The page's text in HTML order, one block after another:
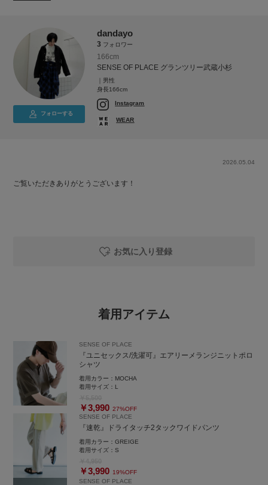
フォローする
dandayo
3 フォロワー
166cm
SENSE OF PLACE グランツリー武蔵小杉
｜男性
身長166cm
Instagram
WEAR
2026.05.04
ご覧いただきありがとうございます！
お気に入り登録
着用アイテム
SENSE OF PLACE
『ユニセックス/洗濯可』エアリーメランジニットポロ
シャツ
着用カラー： MOCHA
着用サイズ： L
￥3,990 27%OFF
SENSE OF PLACE
『速乾』ドライタッチ2タックワイドパンツ
着用カラー：GREIGE
着用サイズ：S
￥3,990 19%OFF
SENSE OF PLACE